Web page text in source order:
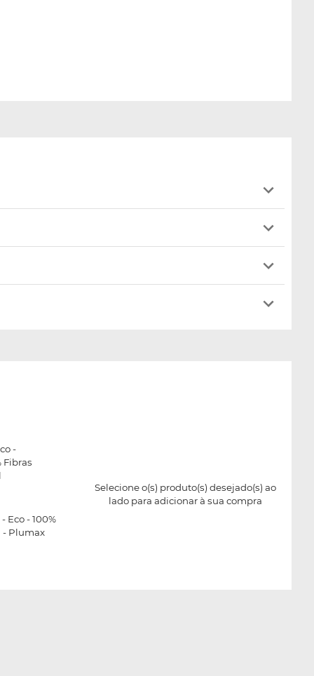
-
Fibras
Eco - 100%
- Plumax
Selecione o(s) produto(s) desejado(s) ao
lado para adicionar à sua compra